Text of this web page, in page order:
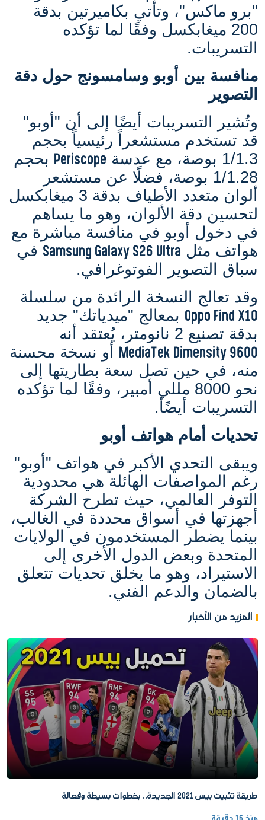
"برو ماكس"، وتأتي بكاميرتين بدقة
200 ميغابكسل وفقًا لما تؤكده
التسريبات.
منافسة بين أوبو وسامسونج حول دقة
التصوير
وتُشير التسريبات أيضًا إلى أن "أوبو"
قد تستخدم مستشعراً رئيسياً بحجم
1/1.3 بوصة، مع عدسة
Periscope بحجم
1/1.28 بوصة، فضلًا عن مستشعر
ألوان متعدد الأطياف بدقة 3 ميغابكسل
لتحسين دقة الألوان، وهو ما يساهم
في دخول أوبو في منافسة مباشرة مع
هواتف مثل Samsung Galaxy S26 Ultra في
سباق التصوير الفوتوغرافي.
وقد تعالج النسخة الرائدة من سلسلة
Oppo Find X10 بمعالج "ميدياتك" جديد
بدقة تصنيع 2 نانومتر، يُعتقد أنه
MediaTek Dimensity 9600 أو نسخة محسنة
منه، في حين تصل سعة بطاريتها إلى
نحو 8000 مللي أمبير، وفقًا لما تؤكده
التسريبات أيضًأ.
تحديات أمام هواتف أوبو
ويبقى التحدي الأكبر في هواتف "أوبو"
رغم المواصفات الهائلة هي محدودية
التوفر العالمي، حيث تطرح الشركة
أجهزتها في أسواق محددة في الغالب،
بينما يضطر المستخدمون في الولايات
المتحدة وبعض الدول الأخرى إلى
الاستيراد، وهو ما يخلق تحديات تتعلق
بالضمان والدعم الفني.
المزيد من الأخبار
طريقة تثبيت بيس 2021 الجديدة.. بخطوات بسيطة وفعالة